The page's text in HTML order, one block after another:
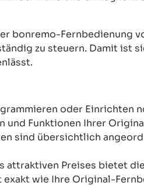
bonremo-Fernbedienung
zu steuern. Damit ist
oder Einrichten
und Funktionen Ihrer
sind übersichtlich
attraktiven Preises bietet
wie Ihre Original-